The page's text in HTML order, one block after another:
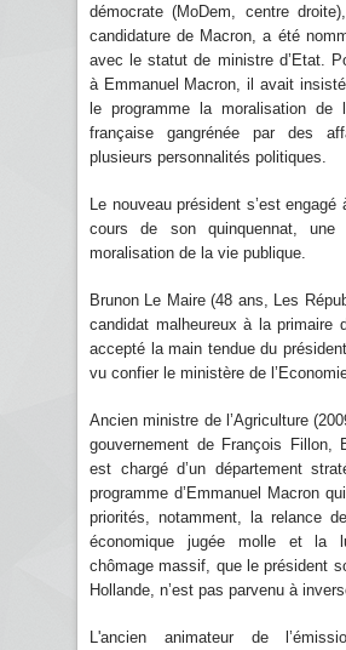
démocrate (MoDem, centre
candidature de Macron, a été
avec le statut de ministre d’Etat.
à Emmanuel Macron, il avait
le programme la moralisation de
française gangrénée par des
plusieurs personnalités politiques.
Le nouveau président s’est engagé
cours de son quinquennat,
moralisation de la vie publique.
Brunon Le Maire (48 ans, Les
candidat malheureux à la primaire
accepté la main tendue du
vu confier le ministère de
Ancien ministre de l’Agriculture
gouvernement de François Fillon,
est chargé d’un département
programme d’Emmanuel Macron
priorités, notamment, la relance
économique jugée molle et la
chômage massif, que le président
Hollande, n’est pas parvenu à
L'ancien animateur de